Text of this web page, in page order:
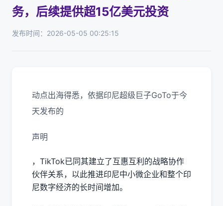
务，后续提供超15亿美元投资
发布时间：2026-05-05 00:25:15
动点出海得悉，依据印尼超级巨子GoTo于今
天发布的
声明
，TikTok已同其建立了互惠互利的战略协作
伙伴关系，以此推进印尼中小微企业和整个印
尼数字经济的长时间增加。